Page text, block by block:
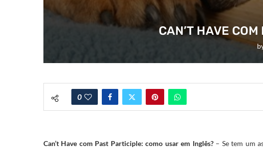
CAN’T HAVE
0
Can’t Have com Past Participle: como usar em Inglês?– Se tem um